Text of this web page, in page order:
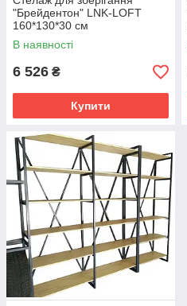
"Брейдентон" LNK-LOFT
160*130*30 см
В наявності
6 526 ₴
Купити